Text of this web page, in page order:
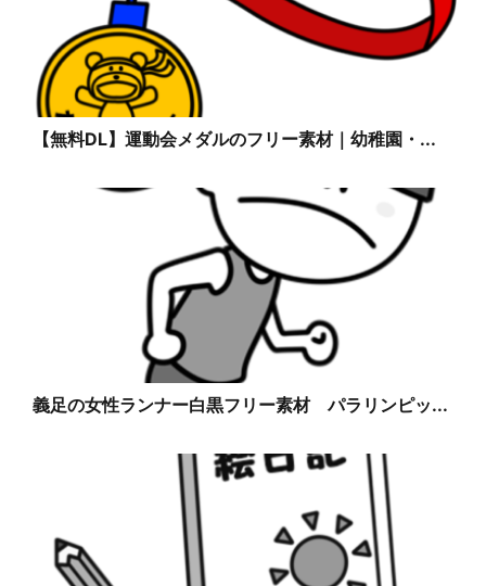
【無料DL】運動会メダルのフリー素材｜幼稚園・...
義足の女性ランナー白黒フリー素材 パラリンピッ...